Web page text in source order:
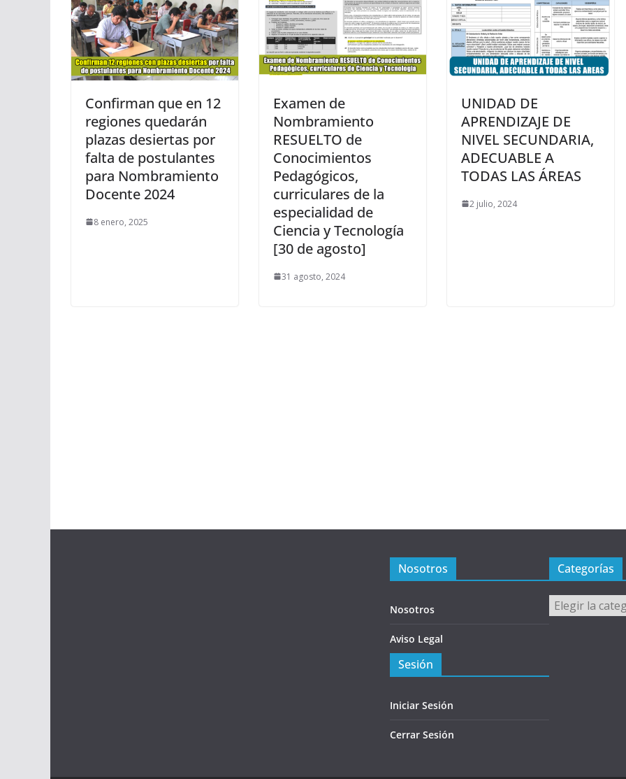
Confirman que en 12
regiones quedarán
plazas desiertas por
falta de postulantes
para Nombramiento
Docente 2024
8 enero, 2025
Examen de
Nombramiento
RESUELTO de
Conocimientos
Pedagógicos,
curriculares de la
especialidad de
Ciencia y Tecnología
[30 de agosto]
31 agosto, 2024
UNIDAD DE
APRENDIZAJE DE
NIVEL SECUNDARIA,
ADECUABLE A
TODAS LAS ÁREAS
2 julio, 2024
Nosotros
Nosotros
Aviso Legal
Sesión
Iniciar Sesión
Cerrar Sesión
Categorías
Categorías